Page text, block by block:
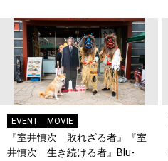
でアップコンバートを施し待望
の初Blu-ray化が決定！
EVENT MOVIE
『室井慎次 敗れざる者』『室
井慎次 生き続ける者』Blu-